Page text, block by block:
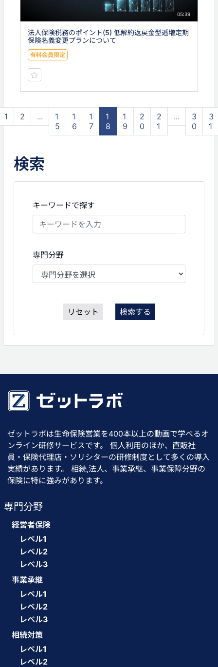
05:39
法人保険税務のポイント(5) 低解約返戻金型逓増定期
保険名義変更プランについて
有料会員限定
1 2 ...
1
5
1
6
1
7
1
8
1
9
2
0
2
1
...
3
0
3
1
検索
キーワードで探す
専門分野
リセット 検索する
ゼットラボは生命保険営業を400本以上の動画で学べるオ
ンライン研修サービスです。 個人利用のほか、直販社
員・保険代理店・ソリシターの研修制度として多くの導入
実績があります。 相続,法人、事業承継、事業保障分野の
保険に特に強みがあります。
専門分野
経営者保険
レベル1
レベル2
レベル3
事業承継
レベル1
レベル2
レベル3
相続対策
レベル1
レベル2